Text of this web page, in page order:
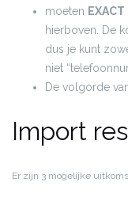
moeten EXACT
hierboven. De
dus je kunt
niet
De volgorde
Import
Er zijn 3 mogelijke